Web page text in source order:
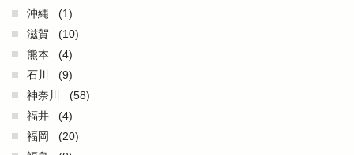
沖縄
(1)
滋賀
(10)
熊本
(4)
石川
(9)
神奈川
(58)
福井
(4)
福岡
(20)